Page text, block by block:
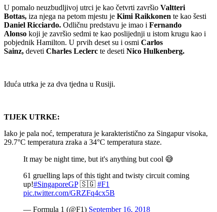
U pomalo neuzbudljivoj utrci je kao četvrti završio Valtteri
Bottas, iza njega na petom mjestu je Kimi Raikkonen te kao šesti
Daniel Ricciardo. Odličnu predstavu je imao i Fernando
Alonso koji je završio sedmi te kao poslijednji u istom krugu kao i
pobjednik Hamilton. U prvih deset su i osmi Carlos
Sainz, deveti Charles Leclerc te deseti Nico Hulkenberg.
Iduća utrka je za dva tjedna u Rusiji.
TIJEK UTRKE:
Iako je pala noć, temperatura je karakteristično za Singapur visoka,
29.7°C temperatura zraka a 34°C temperatura staze.
It may be night time, but it's anything but cool 😅
61 gruelling laps of this tight and twisty circuit coming
up!#SingaporeGP🇸🇬 #F1
pic.twitter.com/GRZFq4cx5B
— Formula 1 (@F1) September 16, 2018